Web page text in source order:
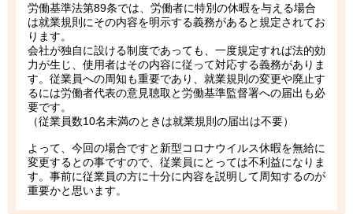
労働基準法第89条では、労働者に特別の休暇を与える場合
は就業規則にその内容を明示する義務があると規定されてお
ります。
会社が独自に設ける制度であっても、一度規定すれば法的効
力が生じ、使用者はその内容に従って対応する義務がありま
す。従業員への周知も重要であり、就業規則の変更や廃止す
るには労働者代表の意見聴取と労働基準監督署への届出も必
要です。
（従業員数10名未満のときは就業規則の届出は不要）
よって、今回の場合ですと新型コロナウイルス休暇を無給に
変更するとの事ですので、従業員にとっては不利益になりま
す。事前に従業員の方に十分に内容を説明して周知するのが
重要かと思います。